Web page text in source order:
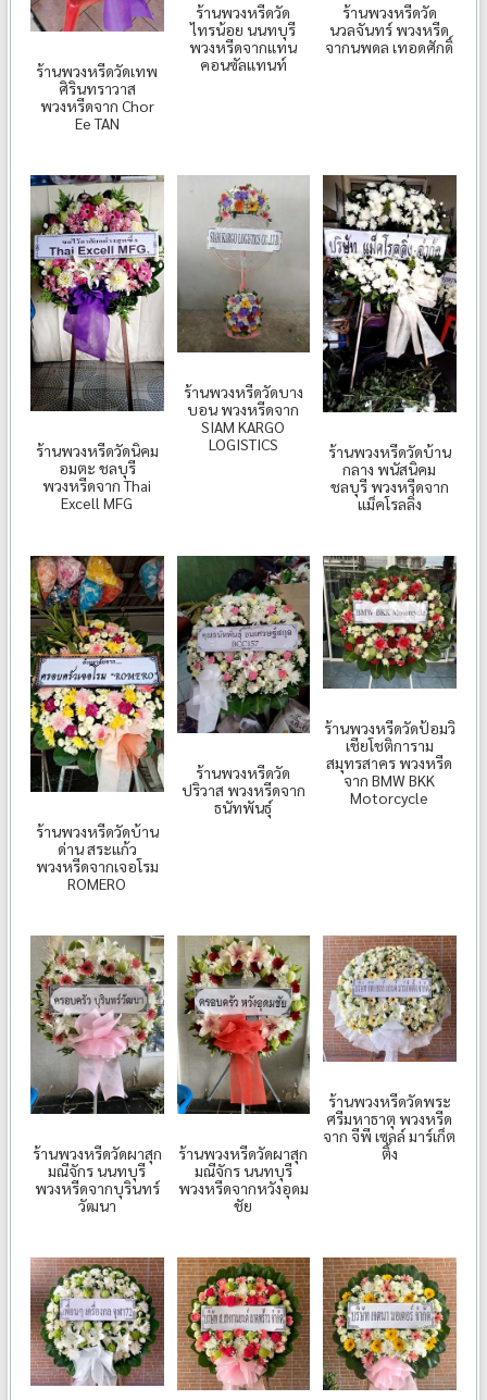
ร้านพวงหรีดวัดเทพ
ศิรินทราวาส
พวงหรีดจาก Chor
Ee TAN
ร้านพวงหรีดวัด
ไทรน้อย นนทบุรี
พวงหรีดจากแทน
คอนซัลแทนท์
ร้านพวงหรีดวัด
นวลจันทร์ พวงหรีด
จากนพดล เทอดศักดิ์
ร้านพวงหรีดวัดนิคม
อมตะ ชลบุรี
พวงหรีดจาก Thai
Excell MFG
ร้านพวงหรีดวัดบาง
บอน พวงหรีดจาก
SIAM KARGO
LOGISTICS
ร้านพวงหรีดวัดบ้าน
กลาง พนัสนิคม
ชลบุรี พวงหรีดจาก
แม็คโรลลิ่ง
ร้านพวงหรีดวัดบ้าน
ด่าน สระแก้ว
พวงหรีดจากเจอโรม
ROMERO
ร้านพวงหรีดวัด
ปริวาส พวงหรีดจาก
ธนัทพันธุ์
ร้านพวงหรีดวัดป้อมวิ
เชียโชติการาม
สมุทรสาคร พวงหรีด
จาก BMW BKK
Motorcycle
ร้านพวงหรีดวัดผาสุก
มณีจักร นนทบุรี
พวงหรีดจากบุรินทร์
วัฒนา
ร้านพวงหรีดวัดผาสุก
มณีจักร นนทบุรี
พวงหรีดจากหวังอุดม
ชัย
ร้านพวงหรีดวัดพระ
ศรีมหาธาตุ พวงหรีด
จาก จีพี เซลล์ มาร์เก็ต
ติ้ง